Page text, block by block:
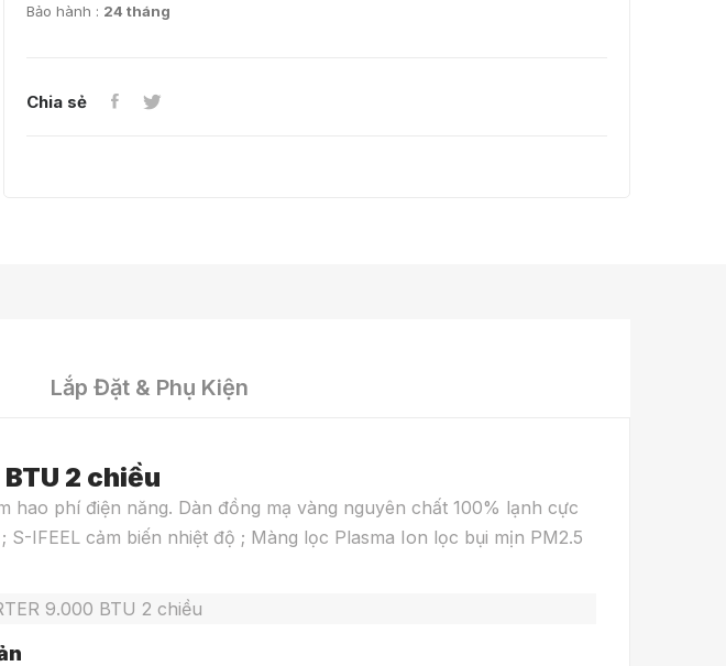
Bảo hành : 24 tháng
Chia sẻ
Lắp Đặt & Phụ Kiện
2 chiều
hao phí điện năng. Dàn đồng mạ vàng nguyên chất 100% lạnh cực
IFEEL cảm biến nhiệt độ ; Màng lọc Plasma Ion lọc bụi mịn PM2.5